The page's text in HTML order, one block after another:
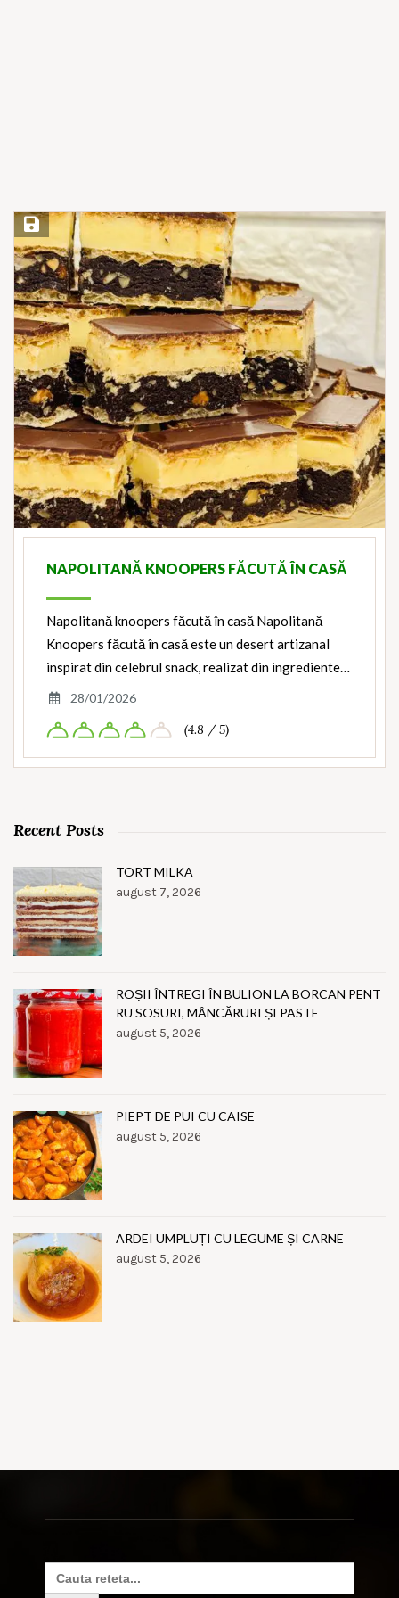
Save Recipe
NAPOLITANĂ KNOOPERS FĂCUTĂ ÎN CASĂ
Napolitană knoopers făcută în casă Napolitană
Knoopers făcută în casă este un desert artizanal
inspirat din celebrul snack, realizat din ingrediente…
28/01/2026
(4.8 / 5)
Recent Posts
TORT MILKA
august 7, 2026
ROȘII ÎNTREGI ÎN BULION LA BORCAN PENT
RU SOSURI, MÂNCĂRURI ȘI PASTE
august 5, 2026
PIEPT DE PUI CU CAISE
august 5, 2026
ARDEI UMPLUȚI CU LEGUME ȘI CARNE
august 5, 2026
Search
for: